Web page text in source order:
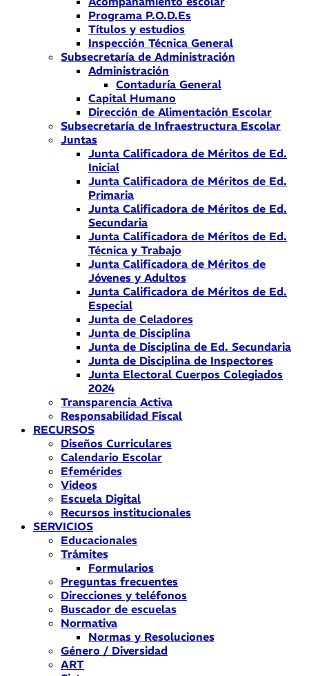
Programa P.O.D.Es
Títulos y estudios
Inspección Técnica General
Subsecretaría de Administración
Administración
Contaduría General
Capital Humano
Dirección de Alimentación Escolar
Subsecretaría de Infraestructura Escolar
Juntas
Junta Calificadora de Méritos de Ed.
Inicial
Junta Calificadora de Méritos de Ed.
Primaria
Junta Calificadora de Méritos de Ed.
Secundaria
Junta Calificadora de Méritos de Ed.
Técnica y Trabajo
Junta Calificadora de Méritos de
Jóvenes y Adultos
Junta Calificadora de Méritos de Ed.
Especial
Junta de Celadores
Junta de Disciplina
Junta de Disciplina de Ed. Secundaria
Junta de Disciplina de Inspectores
Junta Electoral Cuerpos Colegiados
2024
Transparencia Activa
Responsabilidad Fiscal
RECURSOS
Diseños Curriculares
Calendario Escolar
Efemérides
Videos
Escuela Digital
Recursos institucionales
SERVICIOS
Educacionales
Trámites
Formularios
Preguntas frecuentes
Direcciones y teléfonos
Buscador de escuelas
Normativa
Normas y Resoluciones
Género / Diversidad
ART